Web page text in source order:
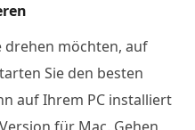
drehen möchten, auf
Sie den besten
auf Ihrem PC installiert